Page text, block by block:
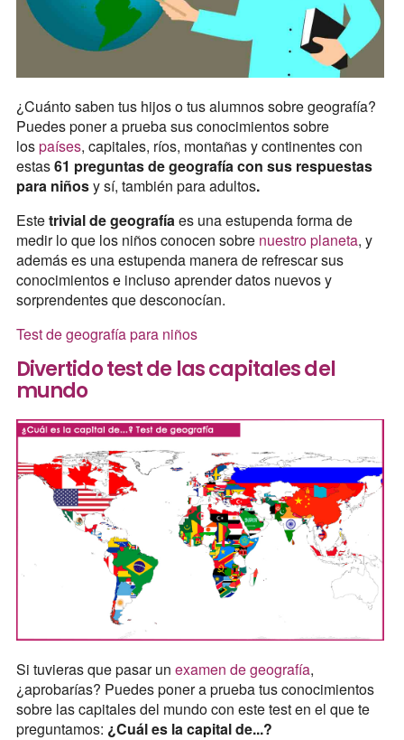
¿Cuánto saben tus hijos o tus alumnos sobre geografía?
Puedes poner a prueba sus conocimientos sobre
lospaíses, capitales, ríos, montañas y continentes con
estas61 preguntas de geografía con sus respuestas
para niñosy sí, también para adultos.
Estetrivial de geografíaes una estupenda forma de
medir lo que los niños conocen sobre nuestro planeta, y
además es una estupenda manera de refrescar sus
conocimientos e incluso aprender datos nuevos y
sorprendentes que desconocían.
Test de geografía para niños
Divertido test de las capitales del
mundo
Si tuvieras que pasar un examen de geografía,
¿aprobarías? Puedes poner a prueba tus conocimientos
sobre las capitales del mundo con este test en el que te
preguntamos: ¿Cuál es la capital de...?